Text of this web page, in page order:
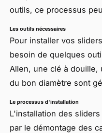
outils, ce processus
Les outils nécessaires
Pour installer vos
besoin de quelques
Allen, une clé à
du bon diamètre sont
Le processus d'installation
L'installation des
par le démontage des